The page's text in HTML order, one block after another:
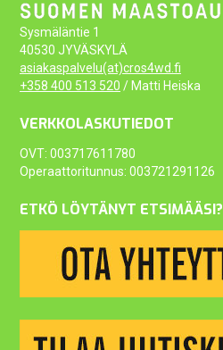
Sysmäläntie 1
40530 JYVÄSKYLÄ
asiakaspalvelu(at)cros4wd.fi
+358 400 513 520 / Matti Heiska
VERKKOLASKUTIEDOT
OVT: 003717611780
Operaattoritunnus: 003721291126
ETKÖ LÖYTÄNYT ETSIMÄÄSI?